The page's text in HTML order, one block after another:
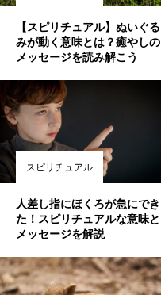
【スピリチュアル】ぬいぐる
みが動く意味とは？癒やしの
メッセージを読み解こう
スピリチュアル
人差し指にほくろが急にでき
た！スピリチュアルな意味と
メッセージを解説